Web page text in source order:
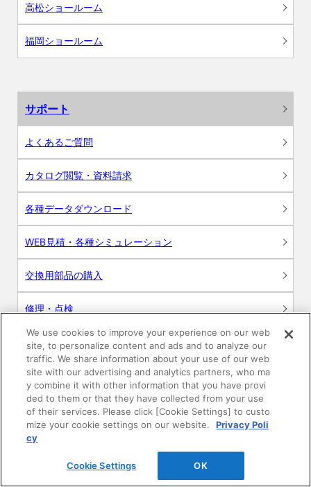
高松ショールーム
福岡ショールーム
サポート
よくあるご質問
カタログ閲覧・資料請求
各種データダウンロード
WEB見積・各種シミュレーション
交換用部品の購入
修理・点検
お問い合わせ
ログイン
建築・設計関係者様向けサイト
ユーザー登録サービス
WEB見積システム
We use cookies to improve your experience on our web
site, to personalize content and ads and to analyze our
traffic. We share information about your use of our web
site with our advertising and analytics partners, who ma
y combine it with other information that you have provi
ded to them or that they have collected from your use
of their services. Please click [Cookie Settings] to custo
mize your cookie settings on our website.
Privacy Poli
cy
Cookie Settings OK